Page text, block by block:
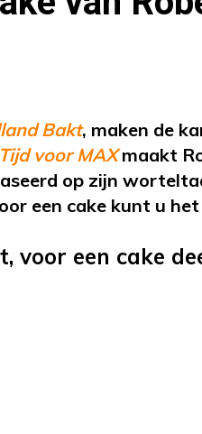
Bakt, maken de
Tijd voor MAXmaakt
op zijn
een cake kunt u het
voor een cake